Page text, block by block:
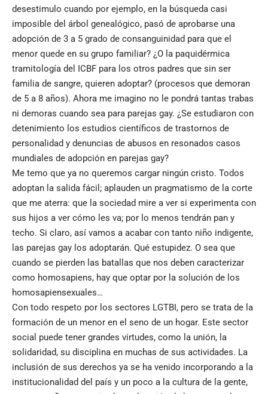
desestimulo cuando por ejemplo, en la búsqueda casi
imposible del árbol genealógico, pasó de aprobarse una
adopción de 3 a 5 grado de consanguinidad para que el
menor quede en su grupo familiar? ¿O la paquidérmica
tramitología del ICBF para los otros padres que sin ser
familia de sangre, quieren adoptar? (procesos que demoran
de 5 a 8 años). Ahora me imagino no le pondrá tantas trabas
ni demoras cuando sea para parejas gay. ¿Se estudiaron con
detenimiento los estudios científicos de trastornos de
personalidad y denuncias de abusos en resonados casos
mundiales de adopción en parejas gay?
Me temo que ya no queremos cargar ningún cristo. Todos
adoptan la salida fácil; aplauden un pragmatismo de la corte
que me aterra: que la sociedad mire a ver si experimenta con
sus hijos a ver cómo les va; por lo menos tendrán pan y
techo. Si claro, así vamos a acabar con tanto niño indigente,
las parejas gay los adoptarán. Qué estupidez. O sea que
cuando se pierden las batallas que nos deben caracterizar
como homosapiens, hay que optar por la solución de los
homosapiensexuales…
Con todo respeto por los sectores LGTBI, pero se trata de la
formación de un menor en el seno de un hogar. Este sector
social puede tener grandes virtudes, como la unión, la
solidaridad, su disciplina en muchas de sus actividades. La
inclusión de sus derechos ya se ha venido incorporando a la
institucionalidad del país y un poco a la cultura de la gente,